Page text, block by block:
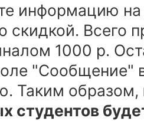
информацию
скидкой. Всего
1000 р.
"Сообщение"
Таким образом,
студентов